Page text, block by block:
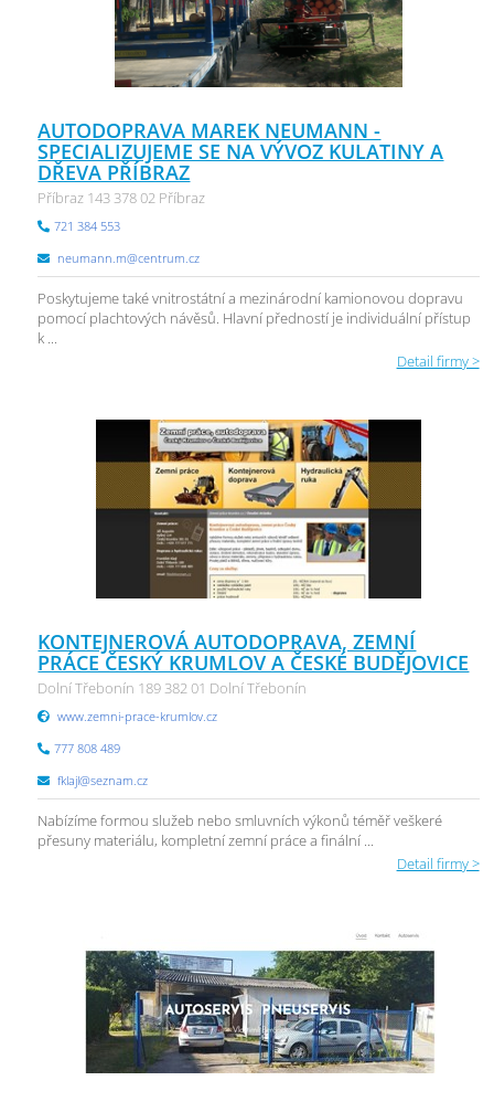
AUTODOPRAVA MAREK NEUMANN -
SPECIALIZUJEME SE NA VÝVOZ KULATINY A
DŘEVA PŘÍBRAZ
Příbraz 143 378 02 Příbraz
721 384 553
neumann.m@centrum.cz
Poskytujeme také vnitrostátní a mezinárodní kamionovou dopravu
pomocí plachtových návěsů. Hlavní předností je individuální přístup
k ...
Detail firmy >
KONTEJNEROVÁ AUTODOPRAVA, ZEMNÍ
PRÁCE ČESKÝ KRUMLOV A ČESKÉ BUDĚJOVICE
Dolní Třebonín 189 382 01 Dolní Třebonín
www.zemni-prace-krumlov.cz
777 808 489
fklajl@seznam.cz
Nabízíme formou služeb nebo smluvních výkonů téměř veškeré
přesuny materiálu, kompletní zemní práce a finální ...
Detail firmy >